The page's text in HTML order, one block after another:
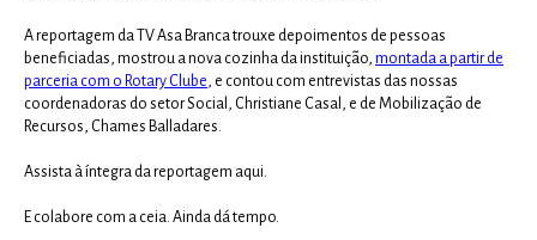
A reportagem da TV Asa Branca trouxe depoimentos de pessoas
beneficiadas, mostrou a nova cozinha da instituição, montada a partir de
parceria com o Rotary Clube , e contou com entrevistas das nossas
coordenadoras do setor Social, Christiane Casal, e de Mobilização de
Recursos, Chames Balladares.
Assista à íntegra da reportagem aqui.
E colabore com a ceia. Ainda dá tempo.